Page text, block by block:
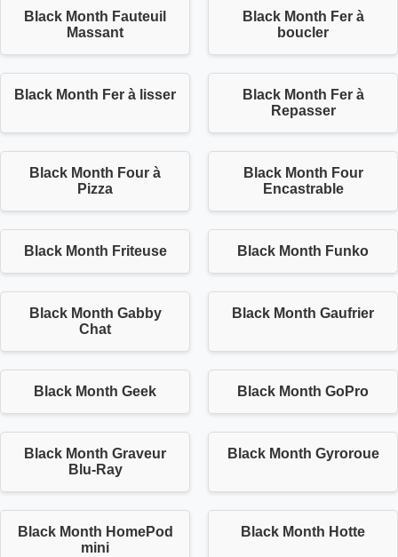
Black Month Fauteuil
Massant
Black Month Fer à
boucler
Black Month Fer à lisser
Black Month Fer à
Repasser
Black Month Four à
Pizza
Black Month Four
Encastrable
Black Month Friteuse Black Month Funko
Black Month Gabby
Chat
Black Month Gaufrier
Black Month Geek Black Month GoPro
Black Month Graveur
Blu-Ray
Black Month Gyroroue
Black Month HomePod
mini
Black Month Hotte